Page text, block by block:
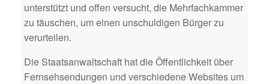
unterstützt und offen versucht, die Mehrfachkammer
zu täuschen, um einen unschuldigen Bürger zu
verurteilen.
Die Staatsanwaltschaft hat die Öffentlichkeit über
Fernsehsendungen und verschiedene Websites um